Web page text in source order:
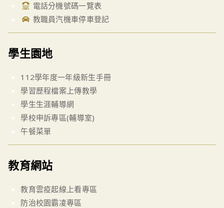
電話分機號碼一覽表
教職員汽機車停車登記
學生園地
112學年度一年級新生手冊
學習歷程檔案上傳教學
學生生涯輔導網
學校申訴專區(輔導室)
午餐菜單
教育網站
教育雲疫起線上看專區
防治校園霸凌專區